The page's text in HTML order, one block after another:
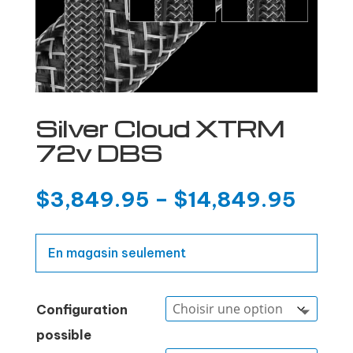
Silver Cloud XTRM
72v DBS
$3,849.95 – $14,849.95
En magasin seulement
Configuration
possible